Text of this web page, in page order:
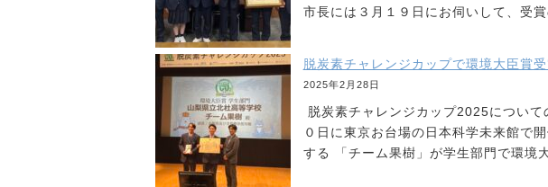
市長には３月１９日にお伺いして、受
脱炭素チャレンジカップで環境大臣賞
2025年2月28日
脱炭素チャレンジカップ2025につい
０日に東京お台場の日本科学未来館で
する 「チーム果樹」が学生部門で環境